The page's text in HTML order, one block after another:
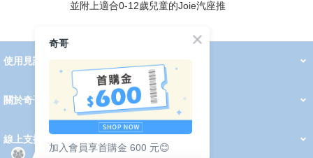
並附上適合0-12歲兒童的Joie汽座推
使用見證 線上DM
2026 PADDINGTON 春夏服飾
2026 Peter Rabbit 春夏服飾
2026 CHIC BASICS春夏服飾
2026 Chic“a”Bon 派對禮服系列
2026 Chic“a”Bon 春夏服飾
媽咪購物指南
關於奇哥
奇哥的故事
育兒資訊站
會員中心
會員權益說明
我的帳戶
訂單查詢
紅利點數
修改會員資料
活動報名
線上支援
奇哥
加入會員享首購金 600 元😊